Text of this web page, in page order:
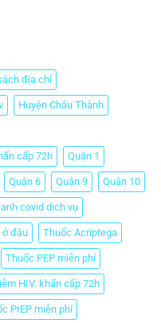
địa chỉ
Huyện Châu Thành
cấp 72h Quận 1
Quận 6 Quận 9 Quận 10
covid dịch vụ
ở đâu Thuốc Acriptega
Thuốc PEP miễn phí
HIV. khẩn cấp 72h
PrEP miễn phí